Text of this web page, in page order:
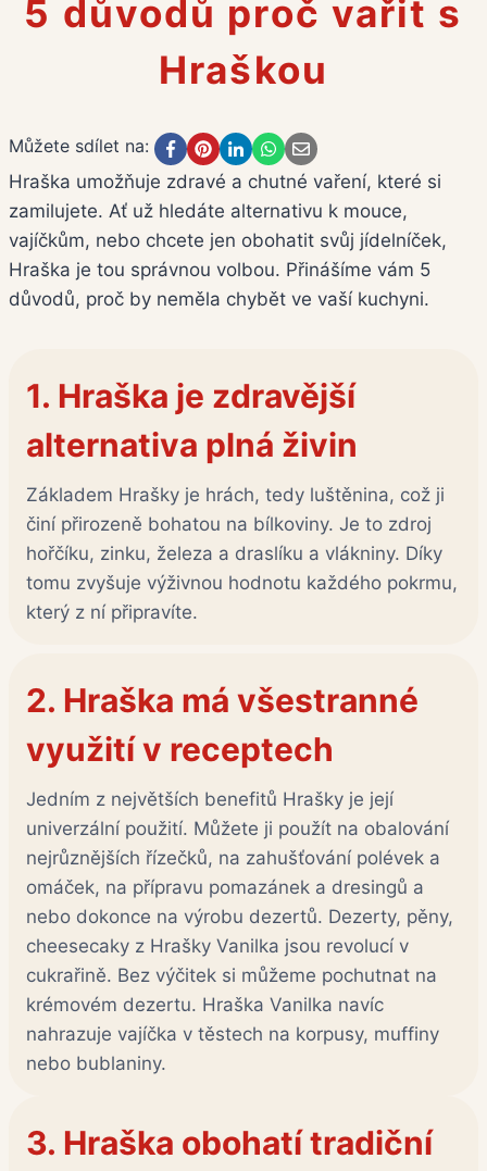
5 důvodů proč vařit s
Hraškou
Můžete sdílet na:
Hraška umožňuje zdravé a chutné vaření, které si
zamilujete. Ať už hledáte alternativu k mouce,
vajíčkům, nebo chcete jen obohatit svůj jídelníček,
Hraška je tou správnou volbou. Přinášíme vám 5
důvodů, proč by neměla chybět ve vaší kuchyni.
1. Hraška je zdravější
alternativa plná živin
Základem Hrašky je hrách, tedy luštěnina, což ji
činí přirozeně bohatou na bílkoviny. Je to zdroj
hořčíku, zinku, železa a draslíku a vlákniny. Díky
tomu zvyšuje výživnou hodnotu každého pokrmu,
který z ní připravíte.
2. Hraška má všestranné
využití v receptech
Jedním z největších benefitů Hrašky je její
univerzální použití. Můžete ji použít na obalování
nejrůznějších řízečků, na zahušťování polévek a
omáček, na přípravu pomazánek a dresingů a
nebo dokonce na výrobu dezertů. Dezerty, pěny,
cheesecaky z Hrašky Vanilka jsou revolucí v
cukrařině. Bez výčitek si můžeme pochutnat na
krémovém dezertu. Hraška Vanilka navíc
nahrazuje vajíčka v těstech na korpusy, muffiny
nebo bublaniny.
3. Hraška obohatí tradiční